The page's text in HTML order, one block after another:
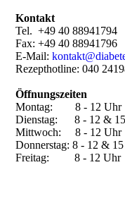
Kontakt
Tel. +49 40 88941794
Fax: +49 40 88941796
E-Mail:
Rezepthotline: 040
Öffnungszeiten
Montag: 8 - 12 Uhr
Dienstag: 8 - 12 &
Mittwoch: 8 - 12 Uhr
Donnerstag: 8 - 12 &
Freitag: 8 - 12 Uhr